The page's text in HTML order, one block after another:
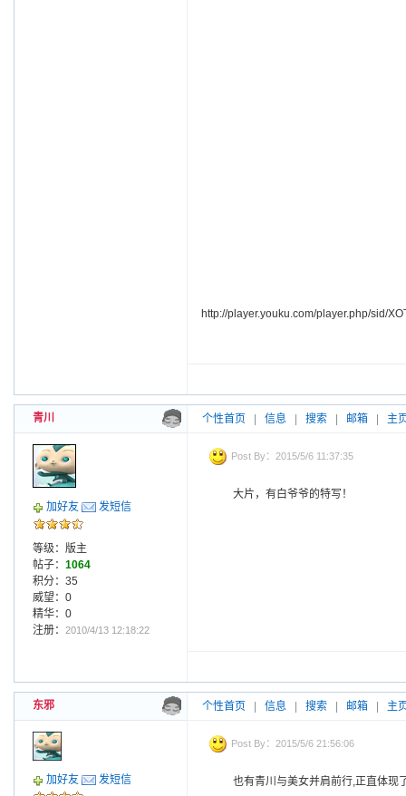
http://player.youku.com/player.php/sid/
青川 个性首页 信息 搜索 邮箱 主
加好友 发短信
等级：版主
帖子： 1064
积分：35
威望：0
精华：0
注册： 2010/4/13 12:18:22
Post By：2015/5/6 11:37:35
大片，有白爷爷的特写！
东邪 个性首页 信息 搜索 邮箱 主
加好友 发短信
Post By：2015/5/6 21:56:06
也有青川与美女并肩前行,正直体现